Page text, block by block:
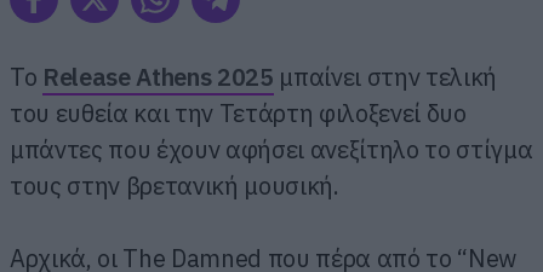
Το Release Athens 2025 μπαίνει στην τελική
του ευθεία και την Τετάρτη φιλοξενεί δυο
μπάντες που έχουν αφήσει ανεξίτηλο το στίγμα
τους στην βρετανική μουσική.
Αρχικά, οι The Damned που πέρα από το “New